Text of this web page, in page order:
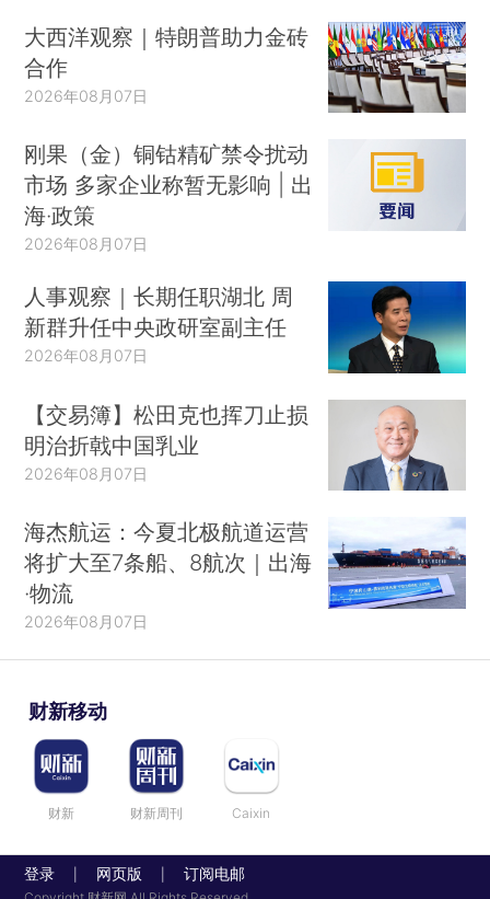
大西洋观察｜特朗普助力金砖
合作
2026年08月07日
刚果（金）铜钴精矿禁令扰动
市场 多家企业称暂无影响 | 出
海·政策
2026年08月07日
人事观察｜长期任职湖北 周
新群升任中央政研室副主任
2026年08月07日
【交易簿】松田克也挥刀止损
明治折戟中国乳业
2026年08月07日
海杰航运：今夏北极航道运营
将扩大至7条船、8航次｜出海
·物流
2026年08月07日
财新移动
财新 财新周刊 Caixin
登录 网页版 订阅电邮